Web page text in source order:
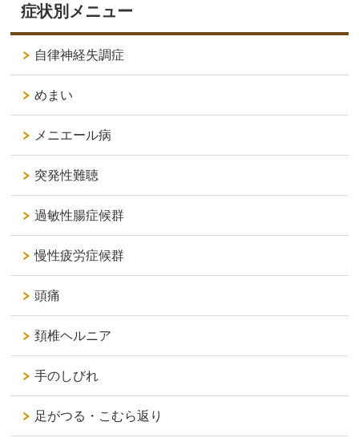
症状別メニュー
自律神経失調症
めまい
メニエール病
突発性難聴
過敏性腸症候群
慢性疲労症候群
頭痛
頚椎ヘルニア
手のしびれ
足がつる・こむら返り